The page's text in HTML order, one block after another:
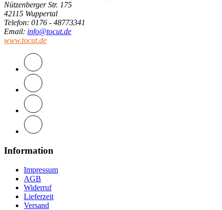
Nützenberger Str. 175
42115 Wuppertal
Telefon: 0176 - 48773341
Email: info@tocut.de
www.tocut.de
Information
Impressum
AGB
Widerruf
Lieferzeit
Versand